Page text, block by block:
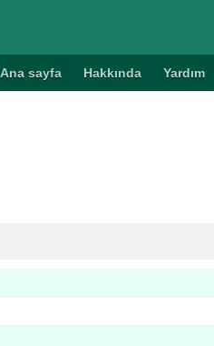
Ana sayfa Hakkında Yardım